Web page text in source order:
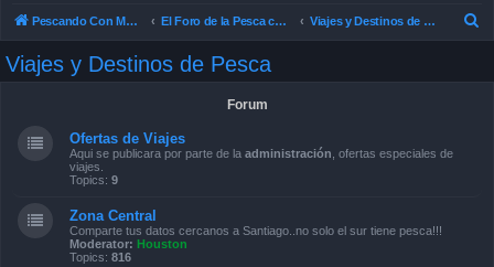
Pescando Con Mosca El Foro de la Pesca con Mosca en Chile Viajes y Destinos de Pesca
Viajes y Destinos de Pesca
Forum
Ofertas de Viajes
Aqui se publicara por parte de la administración , ofertas especiales de
viajes.
Topics: 9
Zona Central
Comparte tus datos cercanos a Santiago..no solo el sur tiene pesca!!!
Moderator: Houston
Topics: 816